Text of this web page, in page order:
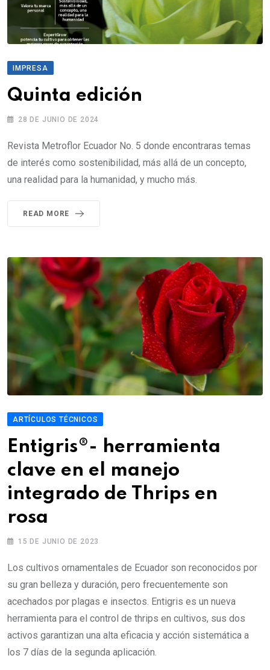
IMPRESA
Quinta edición
28 DE JUNIO DE 2024
Revista Metroflor Ecuador No. 5 donde encontraras temas
de interés como sostenibilidad, más allá de un concepto,
una realidad para la humanidad, y mucho más.
READ MORE
ARTÍCULOS TÉCNICOS
Entigris®- herramienta
clave en el manejo
integrado de Thrips en
rosa
15 DE JUNIO DE 2023
Los cultivos ornamentales de Ecuador son reconocidos por
su gran belleza y duración, pero frecuentemente son
acechados por plagas e insectos. Entigris es un nueva
herramienta para el control de thrips en cultivos, sus dos
activos garantizan una alta eficacia y acción sistemática a
los 7 días de la segunda aplicación.